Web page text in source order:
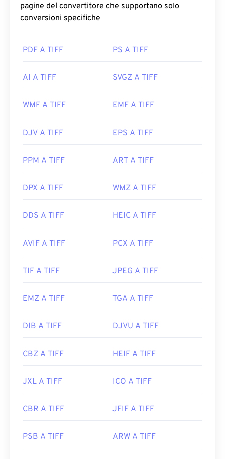
pagine del convertitore che supportano solo
conversioni specifiche
PDF A TIFF PS A TIFF
AI A TIFF SVGZ A TIFF
WMF A TIFF EMF A TIFF
DJV A TIFF EPS A TIFF
PPM A TIFF ART A TIFF
DPX A TIFF WMZ A TIFF
DDS A TIFF HEIC A TIFF
AVIF A TIFF PCX A TIFF
TIF A TIFF JPEG A TIFF
EMZ A TIFF TGA A TIFF
DIB A TIFF DJVU A TIFF
CBZ A TIFF HEIF A TIFF
JXL A TIFF ICO A TIFF
CBR A TIFF JFIF A TIFF
PSB A TIFF ARW A TIFF